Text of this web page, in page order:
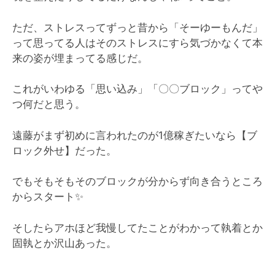
ただ、ストレスってずっと昔から「そーゆーもんだ」
って思ってる人はそのストレスにすら気づかなくて本
来の姿が埋まってる感じだ。
これがいわゆる「思い込み」「〇〇ブロック」ってや
つ何だと思う。
遠藤がまず初めに言われたのが1億稼ぎたいなら【ブ
ロック外せ】だった。
でもそもそもそのブロックが分からず向き合うところ
からスタート✨
そしたらアホほど我慢してたことがわかって執着とか
固執とか沢山あった。